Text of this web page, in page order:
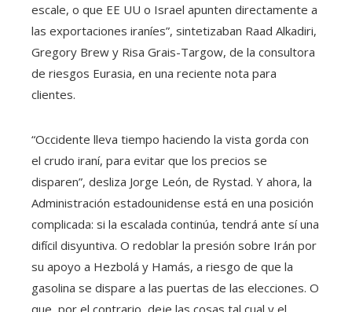
escale, o que EE UU o Israel apunten directamente a
las exportaciones iraníes”, sintetizaban Raad Alkadiri,
Gregory Brew y Risa Grais-Targow, de la consultora
de riesgos Eurasia, en una reciente nota para
clientes.
“Occidente lleva tiempo haciendo la vista gorda con
el crudo iraní, para evitar que los precios se
disparen”, desliza Jorge León, de Rystad. Y ahora, la
Administración estadounidense está en una posición
complicada: si la escalada continúa, tendrá ante sí una
difícil disyuntiva. O redoblar la presión sobre Irán por
su apoyo a Hezbolá y Hamás, a riesgo de que la
gasolina se dispare a las puertas de las elecciones. O
que, por el contrario, deje las cosas tal cual y el